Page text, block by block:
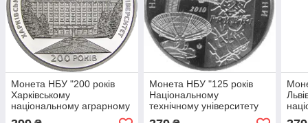
Монета НБУ "200 років
Харківському
національному аграрному
університету імені В. В.
Монета НБУ "125 років
Національному
технічному університету
`Харківський політехнічний